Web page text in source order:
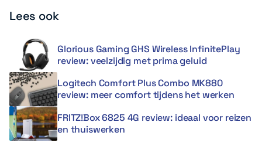
Lees ook
Glorious Gaming GHS Wireless InfinitePlay
review: veelzijdig met prima geluid
Logitech Comfort Plus Combo MK880
review: meer comfort tijdens het werken
FRITZ!Box 6825 4G review: ideaal voor reizen
en thuiswerken